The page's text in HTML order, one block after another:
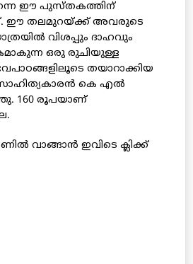
ഈ പുസ്തകത്തിന്
ഈ തലമുറയ്ക്ക് അവരുടെ
വിശപ്പും ദാഹവും
ഒരു രുചിയുള്ള
തയാറാക്കിയ
കെ എല്‍
160 രൂപയാണ്
വാങ്ങാന്‍ ഇവിടെ ക്ലിക്ക്